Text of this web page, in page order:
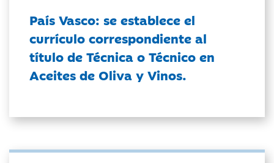
País Vasco: se establece el
currículo correspondiente al
título de Técnica o Técnico en
Aceites de Oliva y Vinos.